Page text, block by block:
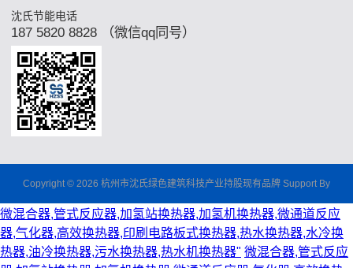
沈氏节能电话
187 5820 8828 （微信qq同号）
Copyright © 2026 杭州市沈氏绿色建筑科技产业持股现有品牌 Support By
微混合器,管式反应器,加氢站换热器,加氢机换热器,微通道反应
器,气化器,高效换热器,印刷电路板式换热器,热水换热器,水冷换
热器,油冷换热器,污水换热器,热水机换热器" 微混合器,管式反应